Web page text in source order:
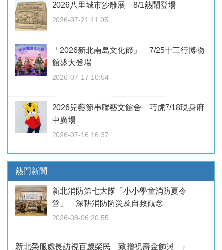
2026八里城市沙雕展 8/1熱鬧登場
2026-07-21 11:05
「2026新北南島文化節」 7/25十三行博物
館盛大登場
2026-07-17 10:54
2026兒藝節串聯藝文館舍 巧虎7/18現身府
中廣場
2026-07-16 16:37
熱門新聞
新北消防第七大隊「小小學童消防夏令
營」 深耕消防防災及自救觀念
2026-08-06 20:55
新北榮服處長訪視百歲榮民 致贈祝壽金飾與